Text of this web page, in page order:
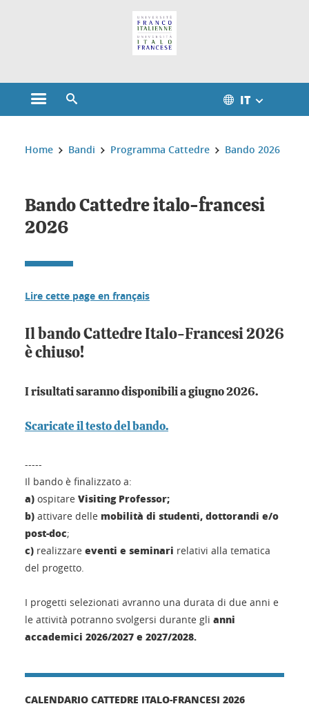
Aprire il menu principale IT
Sei qui:
Home Bandi Programma Cattedre Bando 2026
Bando Cattedre italo-francesi
2026
Lire cette page en français
Il bando Cattedre Italo-Francesi 2026
è chiuso!
I risultati saranno disponibili a giugno 2026.
Scaricate il testo del bando.
-----
Il bando è finalizzato a:
a) ospitare Visiting Professor;
b) attivare delle mobilità di studenti, dottorandi e/o
post-doc;
c) realizzare eventi e seminari relativi alla tematica
del progetto.
I progetti selezionati avranno una durata di due anni e
le attività potranno svolgersi durante gli anni
accademici 2026/2027 e 2027/2028.
CALENDARIO CATTEDRE ITALO-FRANCESI 2026